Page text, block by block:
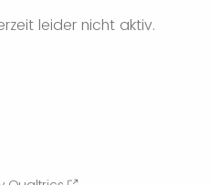
leider nicht aktiv.